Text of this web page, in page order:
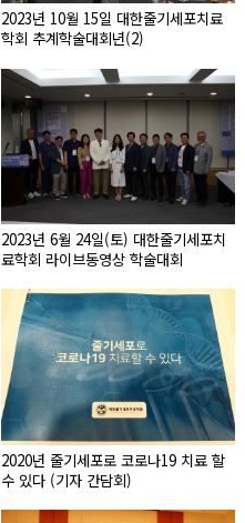
2023년 10월 15일 대한줄기세포치료
학회 추계학술대회년(2)
2023년 6월 24일(토) 대한줄기세포치
료학회 라이브동영상 학술대회
2020년 줄기세포로 코로나19 치료 할
수 있다 (기자 간담회)